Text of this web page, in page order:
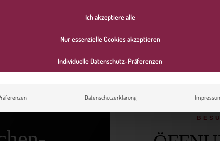
:
Ich akzeptiere alle
Nur essenzielle Cookies akzeptieren
Individuelle Datenschutz-Präferenzen
Datenschutzerklärung